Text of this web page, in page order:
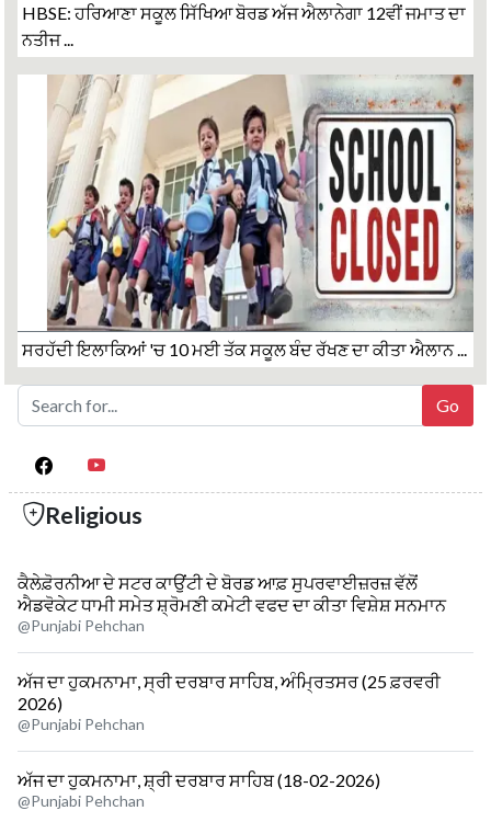
HBSE: ਹਰਿਆਣਾ ਸਕੂਲ ਸਿੱਖਿਆ ਬੋਰਡ ਅੱਜ ਐਲਾਨੇਗਾ 12ਵੀਂ ਜਮਾਤ ਦਾ
ਨਤੀਜ ...
ਸਰਹੱਦੀ ਇਲਾਕਿਆਂ 'ਚ 10 ਮਈ ਤੱਕ ਸਕੂਲ ਬੰਦ ਰੱਖਣ ਦਾ ਕੀਤਾ ਐਲਾਨ ...
Religious
ਕੈਲੇਫ਼ੋਰਨੀਆ ਦੇ ਸਟਰ ਕਾਉਂਟੀ ਦੇ ਬੋਰਡ ਆਫ਼ ਸੁਪਰਵਾਈਜ਼ਰਜ਼ ਵੱਲੋਂ
ਐਡਵੋਕੇਟ ਧਾਮੀ ਸਮੇਤ ਸ਼੍ਰੋਮਣੀ ਕਮੇਟੀ ਵਫਦ ਦਾ ਕੀਤਾ ਵਿਸ਼ੇਸ਼ ਸਨਮਾਨ
@Punjabi Pehchan
ਅੱਜ ਦਾ ਹੁਕਮਨਾਮਾ, ਸ੍ਰੀ ਦਰਬਾਰ ਸਾਹਿਬ, ਅੰਮ੍ਰਿਤਸਰ (25 ਫ਼ਰਵਰੀ
2026)
@Punjabi Pehchan
ਅੱਜ ਦਾ ਹੁਕਮਨਾਮਾ, ਸ਼੍ਰੀ ਦਰਬਾਰ ਸਾਹਿਬ (18-02-2026)
@Punjabi Pehchan